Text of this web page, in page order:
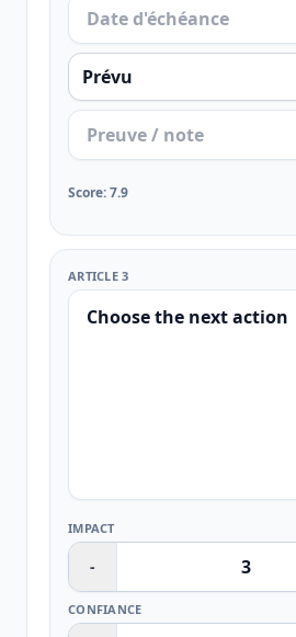
Score:7.9
ARTICLE 3
IMPACT
-
CONFIANCE